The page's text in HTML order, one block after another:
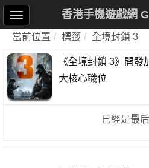
香港手機遊戲網
當前位置 標籤 全境封鎖 3
《全境封鎖 3》開
大核心職位
已經是最